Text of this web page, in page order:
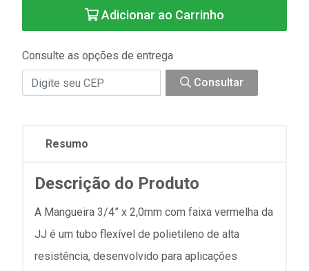
Adicionar ao Carrinho
Consulte as opções de entrega
Consultar
Resumo
Descrição do Produto
A Mangueira 3/4” x 2,0mm com faixa vermelha da
JJ é um tubo flexível de polietileno de alta
resistência, desenvolvido para aplicações